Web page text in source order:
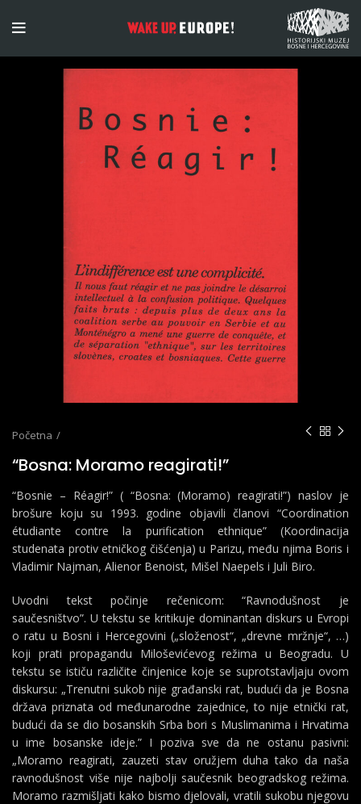
Početna
“Bosna: Moramo reagirati!”
“Bosnie – Réagir!” ( “Bosna: (Moramo) reagirati!”) naslov je
brošure koju su 1993. godine objavili članovi “Coordination
étudiante contre la purification ethnique” (Koordinacija
studenata protiv etničkog čišćenja) u Parizu, među njima Boris i
Vladimir Najman, Alienor Benoist, Mišel Naepels i Juli Biro.
Uvodni tekst počinje rečenicom: “Ravnodušnost je
saučesništvo”. U tekstu se kritikuje dominantan diskurs u Evropi
o ratu u Bosni i Hercegovini („složenost“, „drevne mržnje“, …)
koji prati propagandu Miloševićevog režima u Beogradu. U
tekstu se ističu različite činjenice koje se suprotstavljaju ovom
diskursu: „Trenutni sukob nije građanski rat, budući da je Bosna
država priznata od međunarodne zajednice, to nije etnički rat,
budući da se dio bosanskih Srba bori s Muslimanima i Hrvatima
u ime bosanske ideje.” I poziva sve da ne ostanu pasivni:
„Moramo reagirati, zauzeti stav oružjem duha tako da naša
ravnodušnost više nije najbolji saučesnik beogradskog režima.
Moramo razmišljati kako bismo djelovali, vratili sukobu njegovu